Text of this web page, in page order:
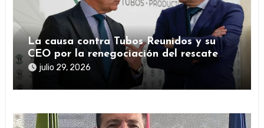
La causa contra Tubos Reunidos y su
CEO por la renegociación del rescate
público durante la pandemia
julio 29, 2026